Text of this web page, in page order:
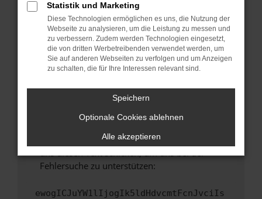
Stelle sicher, dass dein Browser und dein
Betriebssystem auf dem neuesten Stand
sind.
Veraltete Software birgt nicht nur ein
Sicherheitsrisiko, sondern kann auch dazu
führen, dass bestimmte Funktionen nicht mehr
Wende dich an den Webseitenbetreiber.
Wenn du alle oben genannten Schritte versucht
versuchen, das Problem zu beheben. Du kannst
uns diesen Text schicken, um uns bei der
Fehlersuche zu unterstützen:
ewogICJuYW1lIjogIk5ldHdvcmtFcnJvciIs
Statistik und Marketing
Diese Technologien ermöglichen es uns, die Nutzung der
Webseite zu analysieren, um die Leistung zu messen und
zu verbessern. Zudem werden Technologien eingesetzt,
die von dritten Werbetreibenden verwendet werden, um
Sie auf anderen Webseiten zu verfolgen und um Anzeigen
zu schalten, die für Ihre Interessen relevant sind.
Speichern
Optionale Cookies ablehnen
Alle akzeptieren